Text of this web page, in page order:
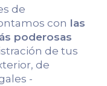
de
con las
poderosas
de tus
de
-